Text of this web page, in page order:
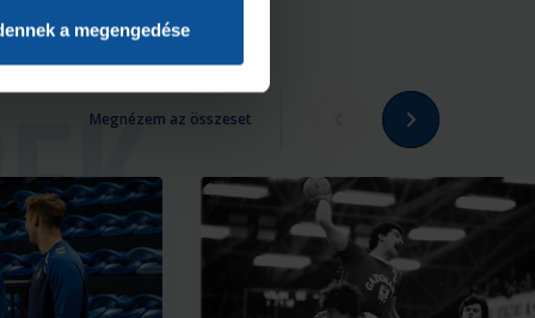
a megengedése
Megnézem az összeset